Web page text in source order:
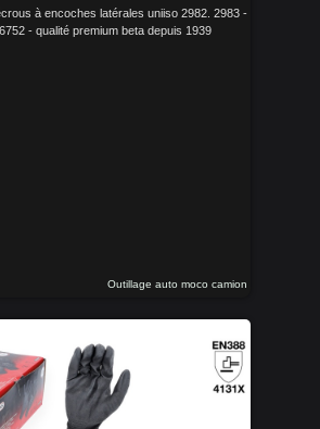
à encoches latérales uniiso 2982. 2983 -
- qualité premium beta depuis 1939
Outillage auto moco camion